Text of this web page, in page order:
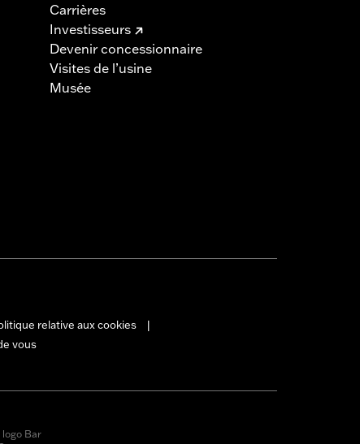
Carrières
Investisseurs
Devenir concessionnaire
Visites de l’usine
Musée
relative aux cookies
vous
logo Bar